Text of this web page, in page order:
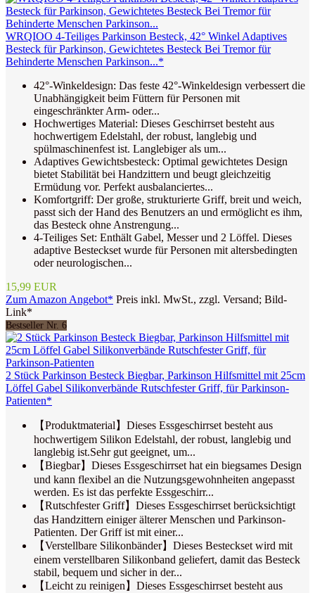
WRQIOO 4-Teiliges Parkinson Besteck, 42° Winkel Adaptives
Besteck für Parkinson, Gewichtetes Besteck Bei Tremor für
Behinderte Menschen Parkinson...*
42°-Winkeldesign: Das feste 42°-Winkeldesign verbessert die
Unabhängigkeit beim Füttern für Personen mit
eingeschränkter Arm- oder...
Hochwertiges Material: Dieses Geschirrset besteht aus
hochwertigem Edelstahl, der robust, langlebig und
spülmaschinenfest ist. Langlebiger als um...
Adaptives Gewichtsbesteck: Optimal gewichtetes Design
bietet Stabilität bei Handzittern und beugt gleichzeitig
Ermüdung vor. Perfekt ausbalanciertes...
Komfortgriff: Der große, strukturierte Griff, breit und weich,
passt sich der Hand des Benutzers an und ermöglicht es ihm,
das Besteck ohne Anstrengung...
4-Teiliges Set: Enthält Gabel, Messer und 2 Löffel. Dieses
adaptive Besteckset wurde für Personen mit altersbedingten
oder neurologischen...
15,99 EUR
Zum Amazon Angebot* Preis inkl. MwSt., zzgl. Versand; Bild-
Link*
Bestseller Nr. 6
2 Stück Parkinson Besteck Biegbar, Parkinson Hilfsmittel mit 25cm
Löffel Gabel Silikonverbände Rutschfester Griff, für Parkinson-
Patienten*
【Produktmaterial】Dieses Essgeschirrset besteht aus
hochwertigem Silikon Edelstahl, der robust, langlebig und
langlebig ist.Sehr gut geeignet, um...
【Biegbar】Dieses Essgeschirrset hat ein biegsames Design
und kann flexibel an die Nutzungsgewohnheiten angepasst
werden. Es ist das perfekte Essgeschirr...
【Rutschfester Griff】Dieses Essgeschirrset berücksichtigt
das Handzittern einiger älterer Menschen und Parkinson-
Patienten. Der Griff ist mit einer...
【Verstellbare Silikonbänder】Dieses Besteckset wird mit
einem verstellbaren Silikonband geliefert, damit das Besteck
stabil, bequem und sicher in der...
【Leicht zu reinigen】Dieses Essgeschirrset besteht aus